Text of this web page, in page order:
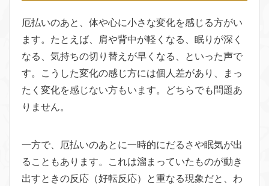
厄払いのあと、体や心に小さな変化を感じる方がい
ます。たとえば、肩や背中が軽くなる、眠りが深く
なる、気持ちの切り替えが早くなる、といった声で
す。こうした変化の感じ方には個人差があり、まっ
たく変化を感じない方もいます。どちらでも問題あ
りません。
一方で、厄払いのあとに一時的にだるさや眠気が出
ることもあります。これは溜まっていたものが動き
出すときの反応（好転反応）と重なる現象だと、わ